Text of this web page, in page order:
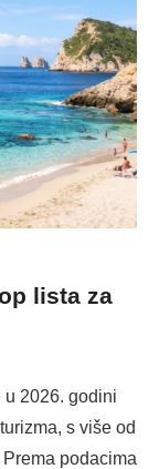
lista za
u 2026. godini
s više od
podacima